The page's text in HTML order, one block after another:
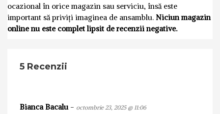
ocazional în orice magazin sau serviciu, însă este
important să priviți imaginea de ansamblu. Niciun magazin
online nu este complet lipsit de recenzii negative.
5 Recenzii
Bianca Bacalu- octombrie 23, 2025 @ 11:06